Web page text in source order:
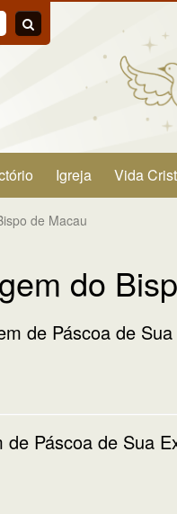
Igreja Vida
de Macau
do
de Páscoa de
de Páscoa de Sua